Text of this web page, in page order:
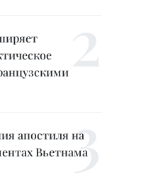
апостиля на
Вьетнама